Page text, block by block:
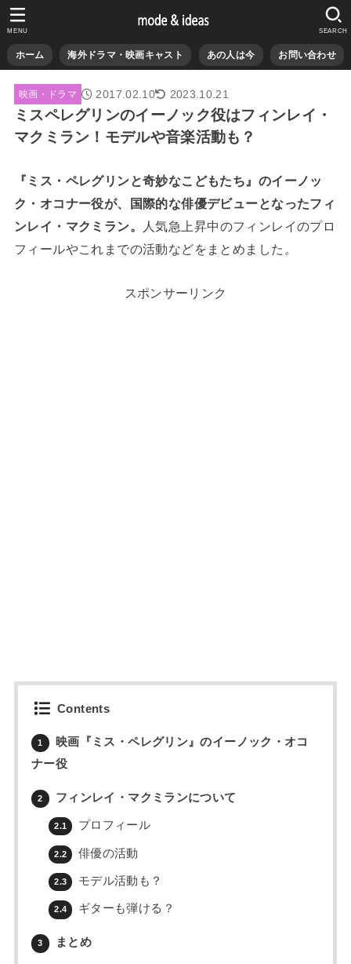
ホーム 海外ドラマ・映画キャスト あの人は今 お問い合わせ
SEARCH
MENU
映画・ドラマ 2017.02.10 2023.10.21
ミスペレグリンのイーノック役はフィンレイ・
マクミラン！モデルや音楽活動も？
『ミス・ペレグリンと奇妙なこどもたち』のイーノッ
ク・オコナー役が、国際的な俳優デビューとなったフィ
ンレイ・マクミラン。
人気急上昇中のフィンレイのプロ
フィールやこれまでの活動などをまとめました。
スポンサーリンク
Contents
1
映画『ミス・ペレグリン』のイーノック・オコ
ナー役
2 フィンレイ・マクミランについて
2.1 プロフィール
2.2 俳優の活動
2.3 モデル活動も？
2.4 ギターも弾ける？
3 まとめ